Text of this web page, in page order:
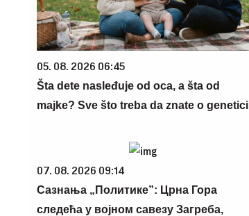
05. 08. 2026 06:45
Šta dete nasleđuje od oca, a šta od
majke? Sve što treba da znate o genetici
07. 08. 2026 09:14
Сазнања „Политике”: Црна Гора
следећа у војном савезу Загреба,